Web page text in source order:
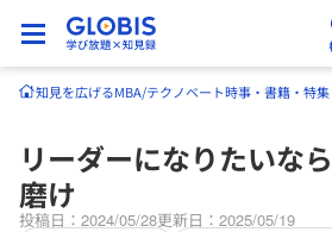
知見を広げるMBA/テクノベート時事・書籍・特集
リーダーになりたいな
磨け
投稿日：2024/05/28更新日：2025/05/19